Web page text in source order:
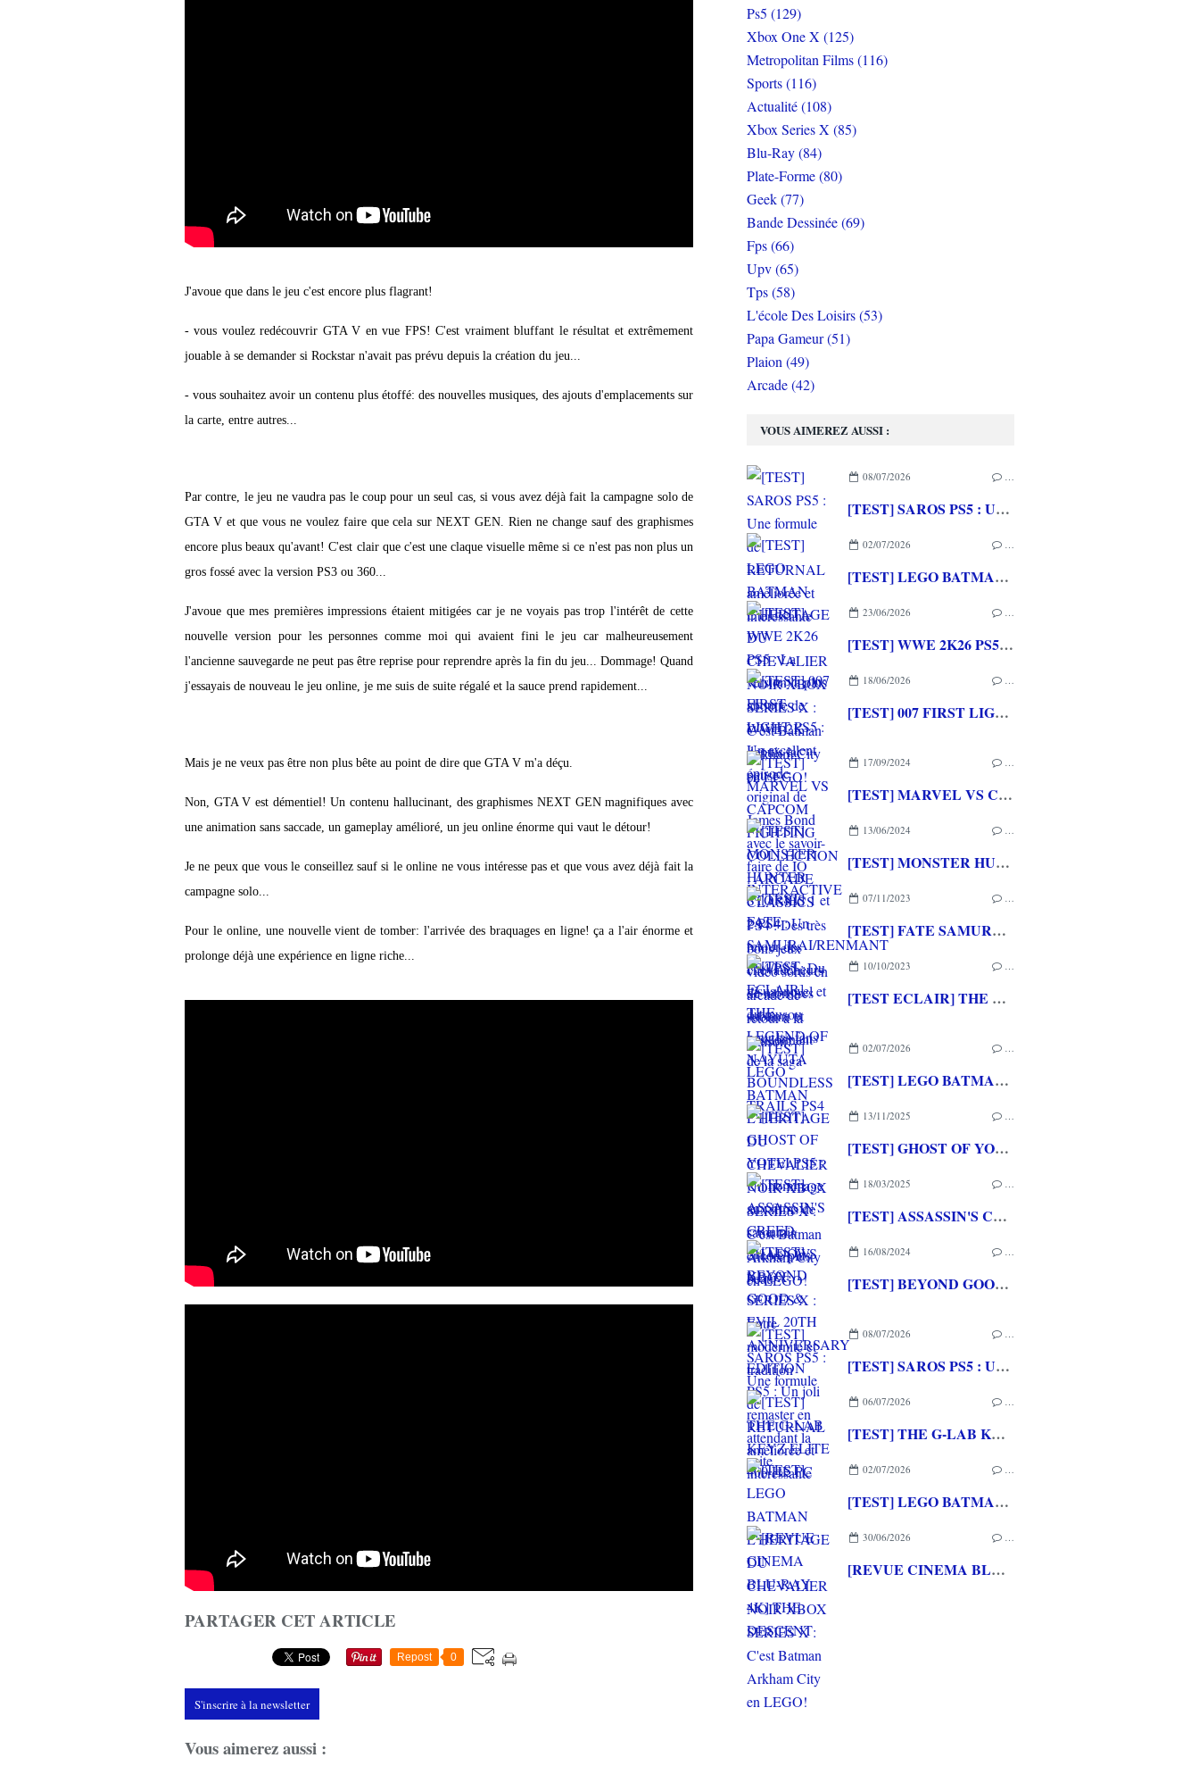
J'avoue que dans le jeu c'est encore plus flagrant!
- vous voulez redécouvrir GTA V en vue FPS! C'est vraiment bluffant le résultat et extrêmement
jouable à se demander si Rockstar n'avait pas prévu depuis la création du jeu...
- vous souhaitez avoir un contenu plus étoffé: des nouvelles musiques, des ajouts d'emplacements sur
la carte, entre autres...
Par contre, le jeu ne vaudra pas le coup pour un seul cas, si vous avez déjà fait la campagne solo de
GTA V et que vous ne voulez faire que cela sur NEXT GEN. Rien ne change sauf des graphismes
encore plus beaux qu'avant! C'est clair que c'est une claque visuelle même si ce n'est pas non plus un
gros fossé avec la version PS3 ou 360...
J'avoue que mes premières impressions étaient mitigées car je ne voyais pas trop l'intérêt de cette
nouvelle version pour les personnes comme moi qui avaient fini le jeu car malheureusement
l'ancienne sauvegarde ne peut pas être reprise pour reprendre après la fin du jeu... Dommage! Quand
j'essayais de nouveau le jeu online, je me suis de suite régalé et la sauce prend rapidement...
Mais je ne veux pas être non plus bête au point de dire que GTA V m'a déçu.
Non, GTA V est démentiel! Un contenu hallucinant, des graphismes NEXT GEN magnifiques avec
une animation sans saccade, un gameplay amélioré, un jeu online énorme qui vaut le détour!
Je ne peux que vous le conseillez sauf si le online ne vous intéresse pas et que vous avez déjà fait la
campagne solo...
Pour le online, une nouvelle vient de tomber: l'arrivée des braquages en ligne! ça a l'air énorme et
prolonge déjà une expérience en ligne riche...
PARTAGER CET ARTICLE
Repost 0
S'inscrire à la newsletter
Vous aimerez aussi :
VOUS AIMEREZ AUSSI :
08/07/2026 …
[TEST] SAROS PS5 : Une formule de RETURNAL améliorée et interessante
02/07/2026 …
[TEST] LEGO BATMAN L'HERITAGE DU CHEVALIER NOIR XBOX SERIES X : C'est Batman Arkham City en LEGO!
23/06/2026 …
[TEST] WWE 2K26 PS5 : La version la plus aboutie de WWE 2K depuis la pause
18/06/2026 …
[TEST] 007 FIRST LIGHT PS5 : Un excellent épisode original de James Bond avec le savoir-faire de IO INTERACTIVE
17/09/2024 …
[TEST] MARVEL VS CAPCOM FIGHTING COLLECTION : ARCADE CLASSICS PS4 : Des très bons jeux vidéo sortis en arcade de retour à la maison!
13/06/2024 …
[TEST] MONSTER HUNTER STORIES 1 et 2 PS4 : Un retour des chevaucheurs de monstres sublime et passionnant
07/11/2023 …
[TEST] FATE SAMURAI/RENMANT PS4/PS5 : Du visual novel et du musou pour les fans de la saga
10/10/2023 …
[TEST ECLAIR] THE LEGEND OF NAYUTA BOUNDLESS TRAILS PS4
02/07/2026 …
[TEST] LEGO BATMAN L'HERITAGE DU CHEVALIER NOIR XBOX SERIES X : C'est Batman Arkham City en LEGO!
13/11/2025 …
[TEST] GHOST OF YOTEI PS5 : Un hommage aux films de samurais encore plus beau
18/03/2025 …
[TEST] ASSASSIN'S CREED SHADOWS XBOX SERIES X : Entre modernité et tradition
16/08/2024 …
[TEST] BEYOND GOOD & EVIL 20TH ANNIVERSARY EDITION PS5 : Un joli remaster en attendant la suite
08/07/2026 …
[TEST] SAROS PS5 : Une formule de RETURNAL améliorée et interessante
06/07/2026 …
[TEST] THE G-LAB KEYZ ELITE 400 HE PC
02/07/2026 …
[TEST] LEGO BATMAN L'HERITAGE DU CHEVALIER NOIR XBOX SERIES X : C'est Batman Arkham City en LEGO!
30/06/2026 …
[REVUE CINEMA BLU-RAY 4K] THE DESCENT
Ps5 (129)
Xbox One X (125)
Metropolitan Films (116)
Sports (116)
Actualité (108)
Xbox Series X (85)
Blu-Ray (84)
Plate-Forme (80)
Geek (77)
Bande Dessinée (69)
Fps (66)
Upv (65)
Tps (58)
L'école Des Loisirs (53)
Papa Gameur (51)
Plaion (49)
Arcade (42)